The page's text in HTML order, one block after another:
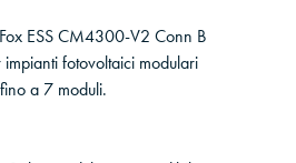
ESS CM4300-V2 Conn B
fotovoltaici modulari
a 7 moduli.